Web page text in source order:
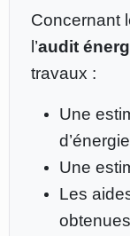
Concernant
l’audit
travaux :
Une
Une
Les